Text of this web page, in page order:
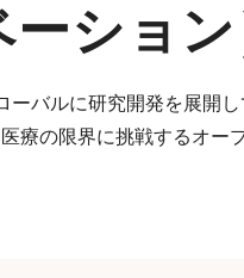
ション
バルに研究開発を展開
療の限界に挑戦するオー